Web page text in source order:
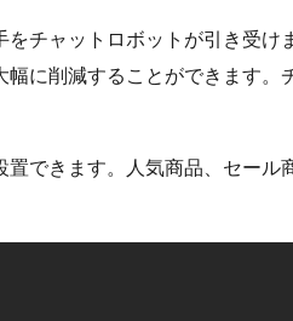
チャットロボットが引き受
に削減することができます。
できます。人気商品、セー